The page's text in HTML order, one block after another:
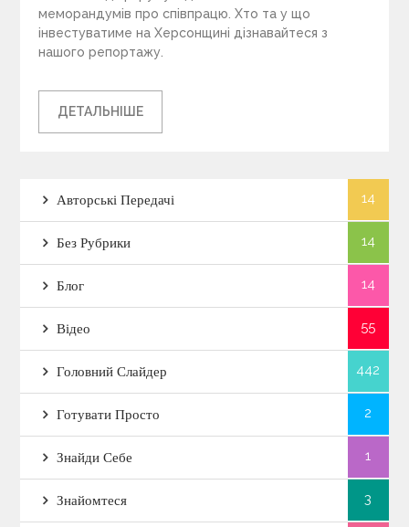
меморандумів про співпрацю. Хто та у що
інвестуватиме на Херсонщині дізнавайтеся з
нашого репортажу.
ДЕТАЛЬНІШЕ
Авторські Передачі 14
Без Рубрики 14
Блог 14
Відео 55
Головний Слайдер 442
Готувати Просто 2
Знайди Себе 1
Знайомтеся 3